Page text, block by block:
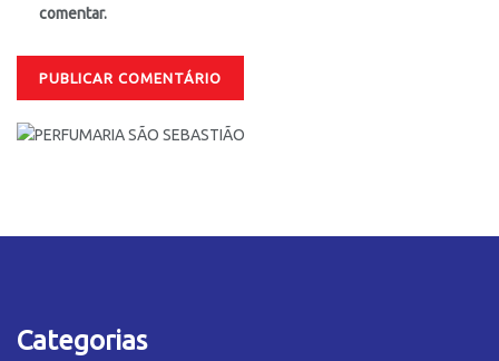
comentar.
Categorias